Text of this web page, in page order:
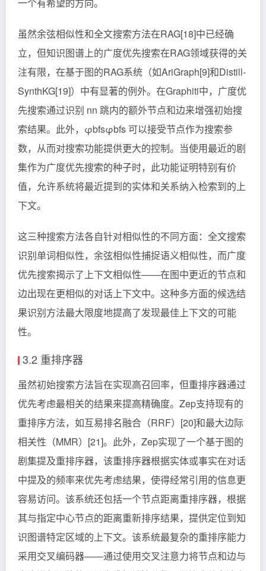
虽然余弦相似性和全文搜索方法在RAG[18]中已经确
立，但知识图谱上的广度优先搜索在RAG领域获得的关
注有限，在基于图的RAG系统（如AriGraph[9]和Distill-
SynthKG[19]）中有显著的例外。在Graphiti中，广度优
先搜索通过识别 nn 跳内的额外节点和边来增强初始搜
索结果。此外，φbfsφbfs​ 可以接受节点作为搜索参
数，从而对搜索功能提供更大的控制。当使用最近的剧
集作为广度优先搜索的种子时，此功能证明特别有价
值，允许系统将最近提到的实体和关系纳入检索到的上
下文。
这三种搜索方法各自针对相似性的不同方面：全文搜索
识别单词相似性，余弦相似性捕捉语义相似性，而广度
优先搜索揭示了上下文相似性——在图中更近的节点和
边出现在更相似的对话上下文中。这种多方面的候选结
果识别方法最大限度地提高了发现最佳上下文的可能
性。
3.2 重排序器
虽然初始搜索方法旨在实现高召回率，但重排序器通过
优先考虑最相关的结果来提高精确度。Zep支持现有的
重排序方法，如互易排名融合（RRF）[20]和最大边际
相关性（MMR）[21]。此外，Zep实现了一个基于图的
剧集提及重排序器，该重排序器根据实体或事实在对话
中提及的频率来优先考虑结果，使得经常引用的信息更
容易访问。该系统还包括一个节点距离重排序器，根据
其与指定中心节点的距离重新排序结果，提供定位到知
识图谱特定区域的上下文。该系统最复杂的重排序能力
采用交叉编码器——通过使用交叉注意力将节点和边与